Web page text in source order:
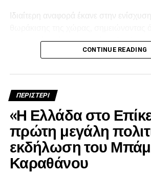
Ιδιαίτερη αναφορά έκανε στην
προχωρά σε ένα εκτεταμένο
περιλαμβάνει την απόκτηση
αμυντικών συστημάτων. Όπως
Ενόπλων Δυνάμεων αποτελεί βασική
την ασφάλεια και τη σταθερότητα της
CONTINUE READING
ΠΕΡΙΣΤΕΡΙ
«Η Ελλάδα στο
πρώτη μεγάλη
εκδήλωση του
Καραθάνου